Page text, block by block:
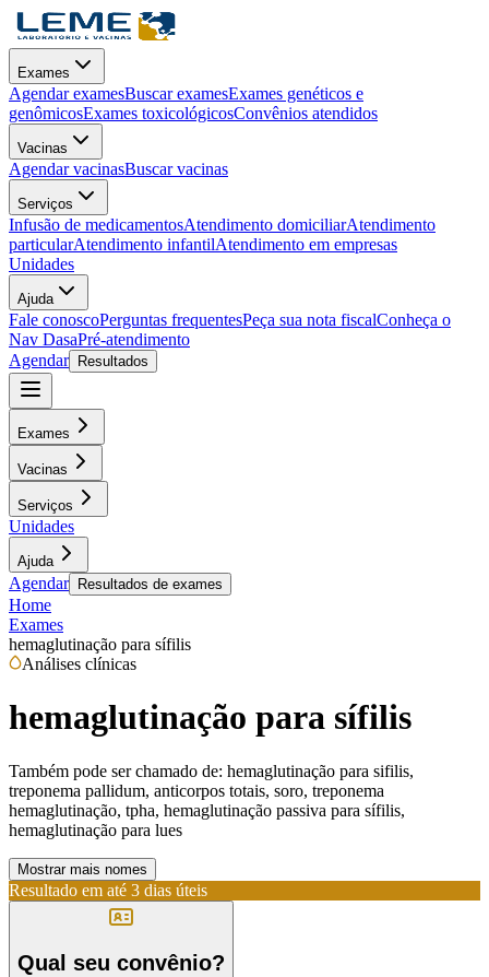
Exames
Agendar examesBuscar examesExames genéticos e
genômicosExames toxicológicosConvênios atendidos
Vacinas
Agendar vacinasBuscar vacinas
Serviços
Infusão de medicamentosAtendimento domiciliarAtendimento
particularAtendimento infantilAtendimento em empresas
Unidades
Ajuda
Fale conoscoPerguntas frequentesPeça sua nota fiscalConheça o
Nav DasaPré-atendimento
Agendar
Resultados
Exames
Vacinas
Serviços
Unidades
Ajuda
Agendar Resultados de exames
Home
Exames
hemaglutinação para sífilis
Análises clínicas
hemaglutinação para sífilis
Também pode ser chamado de: hemaglutinação para sifilis,
treponema pallidum, anticorpos totais, soro, treponema
hemaglutinação, tpha, hemaglutinação passiva para sífilis,
hemaglutinação para lues
Mostrar mais nomes
Resultado em até 3 dias úteis
Qual seu convênio?